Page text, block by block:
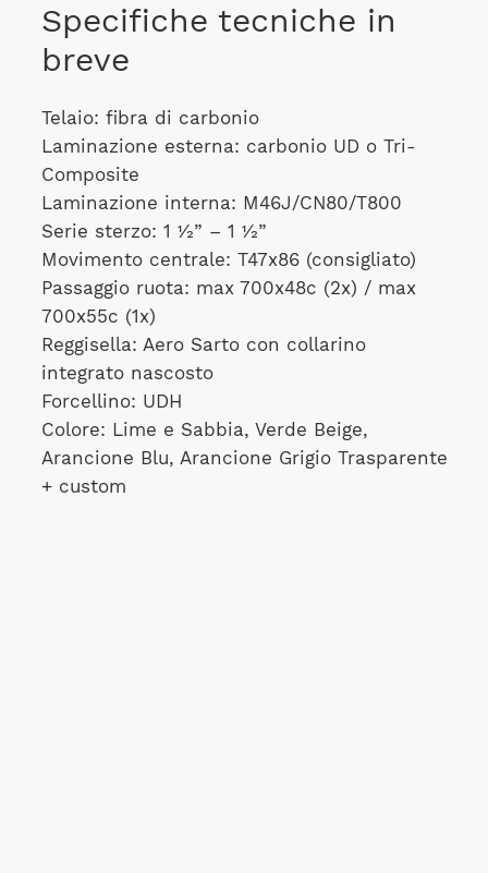
Specifiche tecniche in
breve
Telaio: fibra di carbonio
Laminazione esterna: carbonio UD o Tri-
Composite
Laminazione interna: M46J/CN80/T800
Serie sterzo: 1 ½” – 1 ½”
Movimento centrale: T47x86 (consigliato)
Passaggio ruota: max 700x48c (2x) / max
700x55c (1x)
Reggisella: Aero Sarto con collarino
integrato nascosto
Forcellino: UDH
Colore: Lime e Sabbia, Verde Beige,
Arancione Blu, Arancione Grigio Trasparente
+ custom